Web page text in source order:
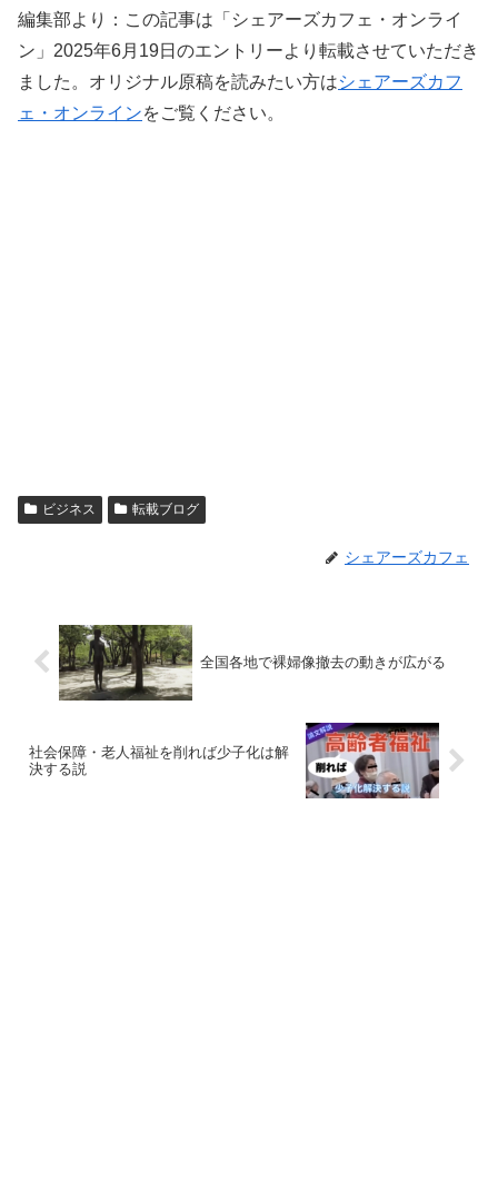
編集部より：この記事は「シェアーズカフェ・オンライ
ン」2025年6月19日のエントリーより転載させていただき
ました。オリジナル原稿を読みたい方はシェアーズカフ
ェ・オンラインをご覧ください。
ビジネス 転載ブログ
シェアーズカフェ
全国各地で裸婦像撤去の動きが広がる
社会保障・老人福祉を削れば少子化は解
決する説